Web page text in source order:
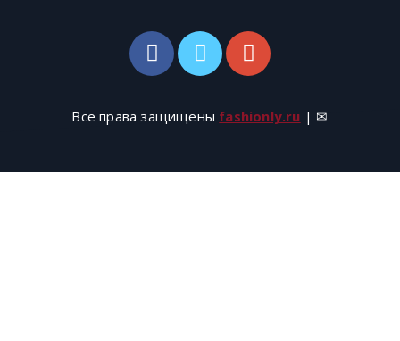
Все права защищены fashionly.ru | ✉